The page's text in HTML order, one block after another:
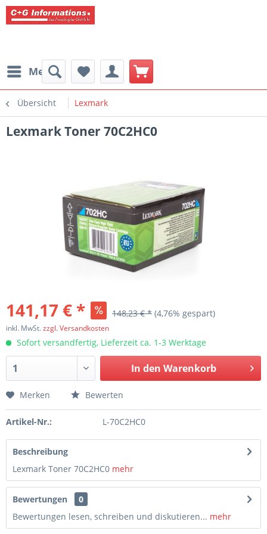
Menü
Übersicht Lexmark
Lexmark Toner 70C2HC0
141,17 € * 148,23 € * (4,76% gespart)
inkl. MwSt.zzgl. Versandkosten
Sofort versandfertig, Lieferzeit ca. 1-3 Werktage
In den Warenkorb
Merken Bewerten
Artikel-Nr.: L-70C2HC0
Beschreibung
Lexmark Toner 70C2HC0 mehr
Bewertungen
0
Bewertungen lesen, schreiben und diskutieren... mehr